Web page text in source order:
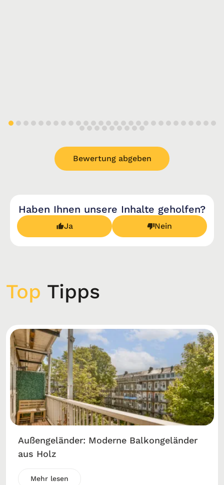
Bewertung abgeben
Haben Ihnen unsere Inhalte geholfen?
Ja Nein
Top Tipps
Außengeländer: Moderne Balkon­geländer
aus Holz
Mehr lesen